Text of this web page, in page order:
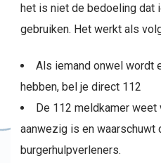
het is niet de bedoeling dat
gebruiken. Het werkt als
Als iemand onwel wordt
hebben, bel je direct 112
De 112 meldkamer weet
aanwezig is en waarschuwt
burgerhulpverleners.